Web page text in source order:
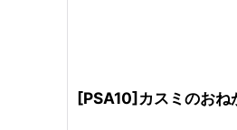
[PSA10]カスミのお